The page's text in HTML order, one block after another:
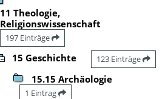
11 Theologie,
Religionswissenschaft
197 Einträge
15 Geschichte 123 Einträge
15.15 Archäologie
1 Eintrag